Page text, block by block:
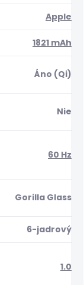
Apple
1821 mAh
Áno (Qi)
Nie
60 Hz
Gorilla Glass
6-jadrový
1.0